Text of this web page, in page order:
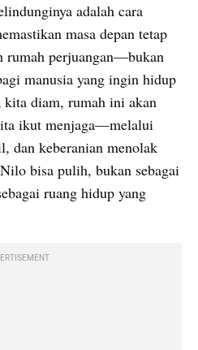
adalah cara
masa depan tetap
rumah perjuangan—bukan
manusia yang ingin hidup
kita diam, rumah ini akan
ikut menjaga—melalui
dan keberanian menolak
bisa pulih, bukan sebagai
ruang hidup yang